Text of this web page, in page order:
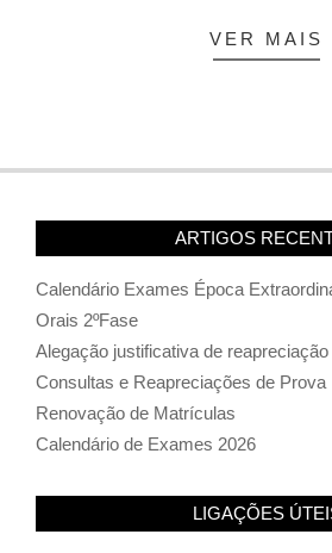
VER MAIS
ARTIGOS
Calendário Exames Época
Orais 2ºFase
Alegação justificativa de reapreciação
Consultas e Reapreciações de Prova
Renovação de Matrículas
Calendário de Exames 2026
LIGAÇÕES